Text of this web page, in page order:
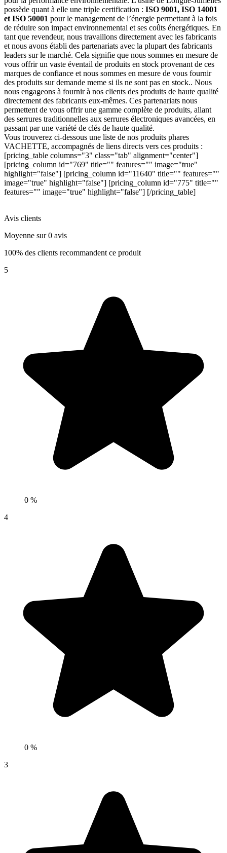
possède quant à elle une triple certification : ISO 9001, ISO 14001
et ISO 50001 pour le management de l’énergie permettant à la fois
de réduire son impact environnemental et ses coûts énergétiques. En
tant que revendeur, nous travaillons directement avec les fabricants
et nous avons établi des partenariats avec la plupart des fabricants
leaders sur le marché. Cela signifie que nous sommes en mesure de
vous offrir un vaste éventail de produits en stock provenant de ces
marques de confiance et nous sommes en mesure de vous fournir
des produits sur demande meme si ils ne sont pas en stock.. Nous
nous engageons à fournir à nos clients des produits de haute qualité
directement des fabricants eux-mêmes. Ces partenariats nous
permettent de vous offrir une gamme complète de produits, allant
des serrures traditionnelles aux serrures électroniques avancées, en
passant par une variété de clés de haute qualité.
Vous trouverez ci-dessous une liste de nos produits phares
VACHETTE, accompagnés de liens directs vers ces produits :
[pricing_table columns="3" class="tab" alignment="center"]
[pricing_column id="769" title="" features="" image="true"
highlight="false"] [pricing_column id="11640" title="" features=""
image="true" highlight="false"] [pricing_column id="775" title=""
features="" image="true" highlight="false"] [/pricing_table]
Avis clients
Moyenne sur 0 avis
100% des clients recommandent ce produit
5
0 %
4
0 %
3